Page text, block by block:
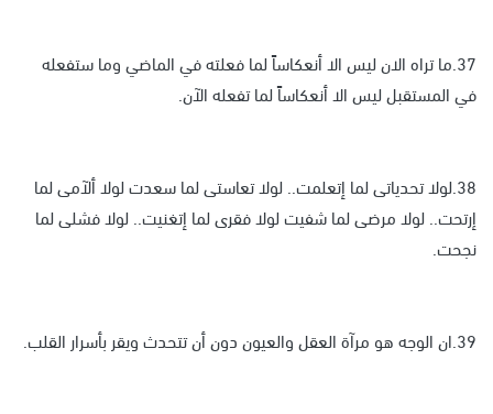
37.ما تراه الان ليس الا أنعكاساً لما فعلته في الماضي وما ستفعله
في المستقبل ليس الا أنعكاساً لما تفعله الآن.
38.لولا تحدياتى لما إتعلمت.. لولا تعاستى لما سعدت لولا ألآمى لما
إرتحت.. لولا مرضى لما شفيت لولا فقرى لما إتغنيت.. لولا فشلى لما
نجحت.
39.ان الوجه هو مرآة العقل والعيون دون أن تتحدث ويقر بأسرار القلب.